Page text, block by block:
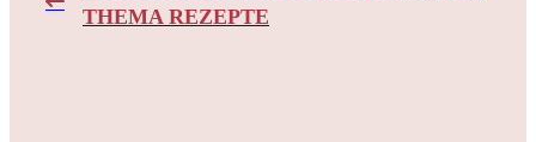
THEMA REZEPTE